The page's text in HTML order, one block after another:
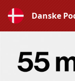
Danske